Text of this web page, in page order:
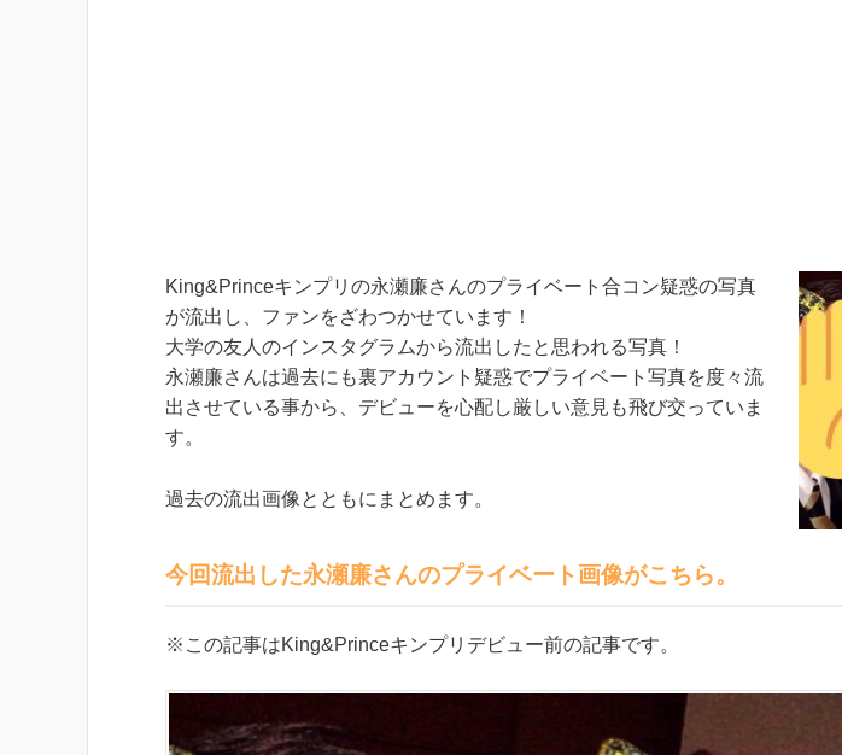
King&Princeキンプリの永瀬廉さんのプライベート合コン疑惑の写真
が流出し、ファンをざわつかせています！
大学の友人のインスタグラムから流出したと思われる写真！
永瀬廉さんは過去にも裏アカウント疑惑でプライベート写真を度々流
出させている事から、デビューを心配し厳しい意見も飛び交っていま
す。
過去の流出画像とともにまとめます。
今回流出した永瀬廉さんのプライベート画像がこちら。
※この記事はKing&Princeキンプリデビュー前の記事です。